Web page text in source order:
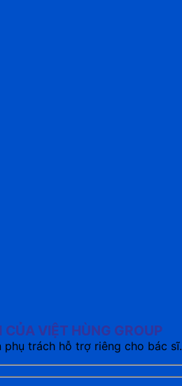
VIỆT HÙNG GROUP
trách hỗ trợ riêng cho bác sĩ.